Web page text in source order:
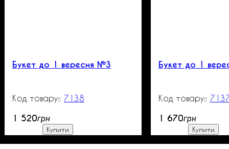
Букет до 1 вересня №3
7138
1 520грн
Купити
Букет до 1
1 670грн
Купити